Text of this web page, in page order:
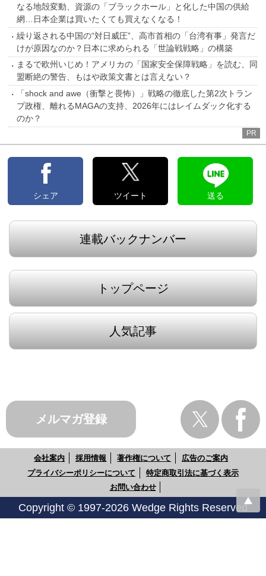
なる地殻変動、資源の「ブラックホール」と化した中国の供給
網…日本企業は買いたくても買えなくなる！
繰り返される中国の“対日威圧”、高市首相の「台湾有事」発言だ
けが原因なのか？日本に求められる「世論戦戦略」の構築
まるで欧州いじめ！アメリカの「国家安全保障戦略」を読む、同
盟断絶の警告、もはや政策文書とは言えない？
「shock and awe（衝撃と畏怖）」戦略の徹底した第2次トラン
プ政権、離れるMAGAの支持、2026年にはレイムダック化する
のか？
PR
シェア ツイート 送る
連載バックナンバー
トップページ
人気記事
メルマガ登録
会社案内 採用情報 著作権について
広告のご案内
プライバシーポリシーについて
特定商取引法に基づく表示
お問い合わせ
Copyright © 1997-2026 Wedge Rights Reserved